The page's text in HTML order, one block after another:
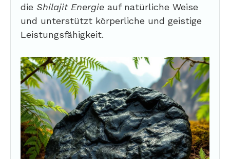
die Shilajit Energie auf natürliche Weise
und unterstützt körperliche und geistige
Leistungsfähigkeit.